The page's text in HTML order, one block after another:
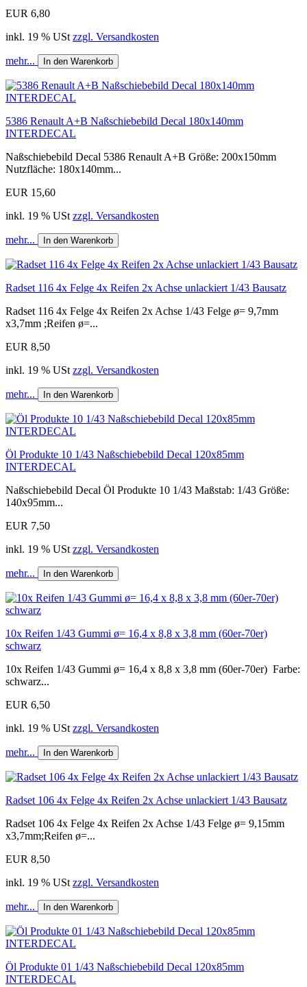
EUR 6,80
inkl. 19 % USt zzgl. Versandkosten
mehr... In den Warenkorb
5386 Renault A+B Naßschiebebild Decal 180x140mm
INTERDECAL
Naßschiebebild Decal 5386 Renault A+B Größe: 200x150mm
Nutzfläche: 180x140mm...
EUR 15,60
inkl. 19 % USt zzgl. Versandkosten
mehr... In den Warenkorb
Radset 116 4x Felge 4x Reifen 2x Achse unlackiert 1/43 Bausatz
Radset 116 4x Felge 4x Reifen 2x Achse 1/43 Felge ø= 9,7mm
x3,7mm ;Reifen ø=...
EUR 8,50
inkl. 19 % USt zzgl. Versandkosten
mehr... In den Warenkorb
Öl Produkte 10 1/43 Naßschiebebild Decal 120x85mm
INTERDECAL
Naßschiebebild Decal Öl Produkte 10 1/43 Maßstab: 1/43 Größe:
140x95mm...
EUR 7,50
inkl. 19 % USt zzgl. Versandkosten
mehr... In den Warenkorb
10x Reifen 1/43 Gummi ø= 16,4 x 8,8 x 3,8 mm (60er-70er)
schwarz
10x Reifen 1/43 Gummi ø= 16,4 x 8,8 x 3,8 mm (60er-70er) Farbe:
schwarz...
EUR 6,50
inkl. 19 % USt zzgl. Versandkosten
mehr... In den Warenkorb
Radset 106 4x Felge 4x Reifen 2x Achse unlackiert 1/43 Bausatz
Radset 106 4x Felge 4x Reifen 2x Achse 1/43 Felge ø= 9,15mm
x3,7mm;Reifen ø=...
EUR 8,50
inkl. 19 % USt zzgl. Versandkosten
mehr... In den Warenkorb
Öl Produkte 01 1/43 Naßschiebebild Decal 120x85mm
INTERDECAL